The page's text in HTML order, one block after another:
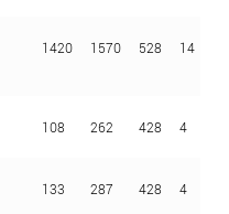
1420 1570 528 14
108 262 428 4
133 287 428 4